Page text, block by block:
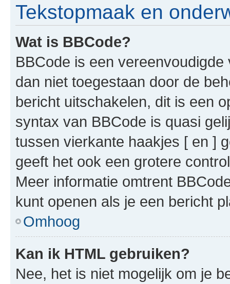
Tekstopmaak en
Wat is BBCode?
BBCode is een
dan niet toegestaan door de
bericht uitschakelen, dit is een
syntax van BBCode is quasi
tussen vierkante haakjes [ en ]
geeft het ook een grotere
Meer informatie omtrent
kunt openen als je een bericht
Omhoog
Kan ik HTML gebruiken?
Nee, het is niet mogelijk om je